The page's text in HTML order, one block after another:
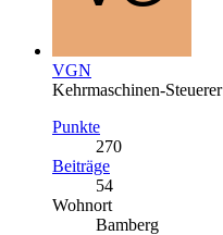
VGN
Kehrmaschinen-Steuerer
Punkte
270
Beiträge
54
Wohnort
Bamberg